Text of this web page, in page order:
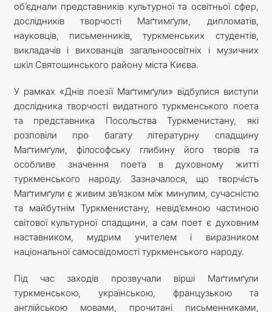
об’єднали представників культурної та освітньої сфер,
дослідників творчості Маґтимґули, дипломатів,
науковців, письменників, туркменських студентів,
викладачів і вихованців загальноосвітніх і музичних
шкіл Святошинського району міста Києва.
У рамках «Днів поезії Маґтимґули» відбулися виступи
дослідника творчості видатного туркменського поета
та представника Посольства Туркменистану, які
розповіли про багату літературну спадщину
Маґтимґули, філософську глибину його творів та
особливе значення поета в духовному житті
туркменського народу. Зазначалося, що творчість
Маґтимґули є живим зв’язком між минулим, сучасністю
та майбутнім Туркменистану, невід’ємною частиною
світової культурної спадщини, а сам поет є духовним
наставником, мудрим учителем і виразником
національної самосвідомості туркменського народу.
Під час заходів прозвучали вірші Маґтимґули
туркменською, українською, французькою та
англійською мовами, прочитані письменниками,